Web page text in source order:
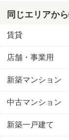
同じエリアか
賃貸
店舗・事業用
新築マンション
中古マンション
新築一戸建て